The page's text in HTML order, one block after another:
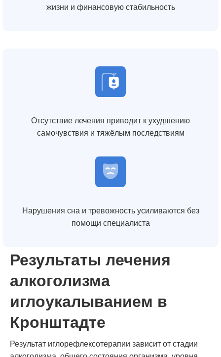
жизни и финансовую стабильность
Отсутствие лечения приводит к ухудшению
самочувствия и тяжёлым последствиям
Нарушения сна и тревожность усиливаются без
помощи специалиста
Результаты лечения
алкоголизма
иглоукалыванием в
Кронштадте
Результат иглорефлексотерапии зависит от стадии